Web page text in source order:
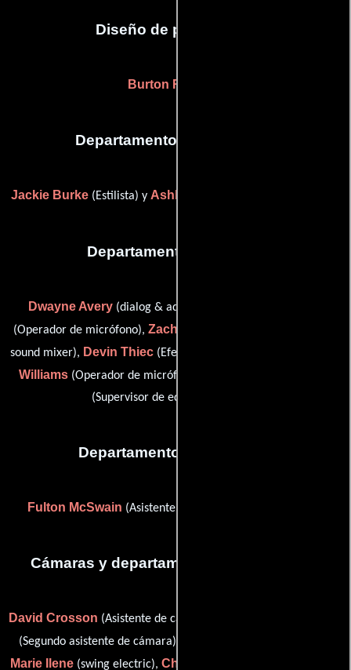
Diseño de producción
Burton Rencher
Departamento de maquillaje
Jackie Burke(Estilista) y Ashley E. Hawkins
Departamento de sonido
Dwayne Avery(dialog & adr editor),
(Operador de micrófono), Zach Seivers
sound mixer), Devin Thiec(Efectos de sala (Foley)),
Williams (Operador de micrófono) y
(Supervisor de edición de sonido)
Departamento de vestuario
Fulton McSwain (Asistente de producción del vestuario)
Cámaras y departamento de electricidad
David Crosson (Asistente de cámara),
(Segundo asistente de cámara),
Marie Ilene (swing electric), Chris Owen Jones